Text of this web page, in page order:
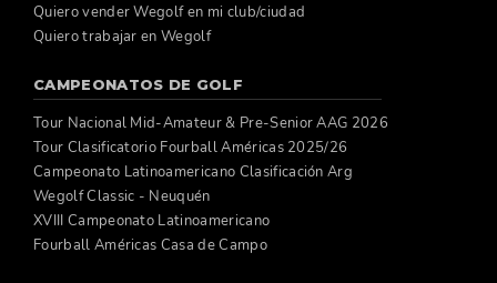
Quiero vender Wegolf en mi club/ciudad
Quiero trabajar en Wegolf
CAMPEONATOS DE GOLF
Tour Nacional Mid-Amateur & Pre-Senior AAG 2026
Tour Clasificatorio Fourball Américas 2025/26
Campeonato Latinoamericano Clasificación Arg
Wegolf Classic - Neuquén
XVIII Campeonato Latinoamericano
Fourball Américas Casa de Campo